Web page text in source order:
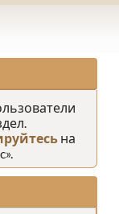
на